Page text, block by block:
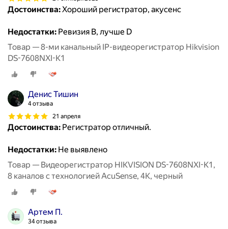
Достоинства:Хороший регистратор, акусенс
Недостатки: Ревизия B, лучше D
Товар — 8-ми канальный IP-видеорегистратор Hikvision
DS-7608NXI-K1
Денис Тишин
4 отзыва
21 апреля
Достоинства: Регистратор отличный.
Недостатки: Не выявлено
Товар — Видеорегистратор HIKVISION DS-7608NXI-K1,
8 каналов с технологией AcuSense, 4К, черный
Артем П.
34 отзыва